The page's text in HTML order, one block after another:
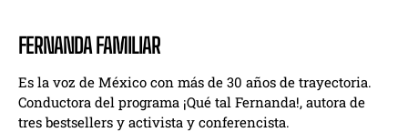
FERNANDA FAMILIAR
Es la voz de México con más de 30 años de trayectoria.
Conductora del programa ¡Qué tal Fernanda!, autora de
tres bestsellers y activista y conferencista.